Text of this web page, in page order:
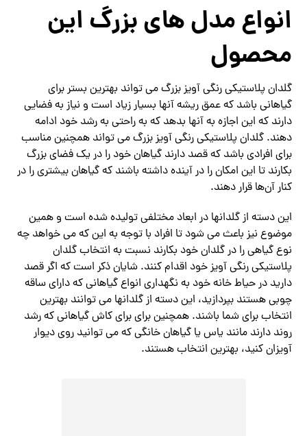
انواع مدل های بزرگ این
محصول
گلدان پلاستیکی رنگی آویز بزرگ می تواند بهترین بستر برای
گیاهانی باشد که عمق ریشه آنها بسیار زیاد است و نیاز به فضایی
دارند که این اجازه به آنها بدهد که به راحتی به رشد خود ادامه
دهند. گلدان پلاستیکی رنگی آویز بزرگ می تواند همچنین مناسب
برای افرادی باشد که قصد دارند گیاهان خود را در یک فضای بزرگ
بکارند تا این امکان را در آینده داشته باشند که گیاهان بیشتری را در
کنار آن‌ها قرار دهند.
این دسته از گلدانها در ابعاد مختلفی تولیده شده است و همین
موضوع نیز باعث می شود تا افراد با توجه به این که می خواهد چه
نوع گیاهی را در گلدان خود بکارند نسبت به انتخاب گلدان
پلاستیکی رنگی آویز خود اقدام کنند. شایان ذکر است که اگر قصد
دارید در حیاط خانه خود به نگهداری انواع گیاهانی که دارای ساقه
چوبی هستند بپردازید، این دسته از گلدانها می توانند بهترین
انتخاب برای شما باشند. همچنین برای برای کاش گیاهانی که رشد
روند دارند مانند یاس یا گیاهان خانگی که می توانید روی دیوار
آویزان کنید، بهترین انتخاب هستند.